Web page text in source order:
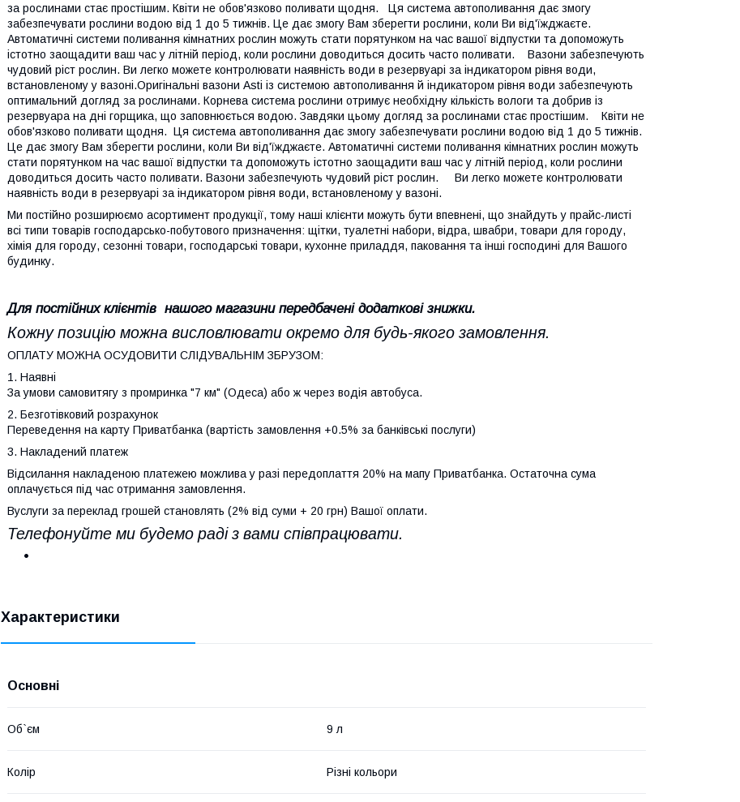
за рослинами стає простішим. Квіти не обов'язково поливати щодня. Ця система автополивання дає змогу
забезпечувати рослини водою від 1 до 5 тижнів. Це дає змогу Вам зберегти рослини, коли Ви від'їжджаєте.
Автоматичні системи поливання кімнатних рослин можуть стати порятунком на час вашої відпустки та допоможуть
істотно заощадити ваш час у літній період, коли рослини доводиться досить часто поливати. Вазони забезпечують
чудовий ріст рослин. Ви легко можете контролювати наявність води в резервуарі за індикатором рівня води,
встановленому у вазоні.Оригінальні вазони Asti із системою автополивання й індикатором рівня води забезпечують
оптимальний догляд за рослинами. Корнева система рослини отримує необхідну кількість вологи та добрив із
резервуара на дні горщика, що заповнюється водою. Завдяки цьому догляд за рослинами стає простішим. Квіти не
обов'язково поливати щодня. Ця система автополивання дає змогу забезпечувати рослини водою від 1 до 5 тижнів.
Це дає змогу Вам зберегти рослини, коли Ви від'їжджаєте. Автоматичні системи поливання кімнатних рослин можуть
стати порятунком на час вашої відпустки та допоможуть істотно заощадити ваш час у літній період, коли рослини
доводиться досить часто поливати. Вазони забезпечують чудовий ріст рослин. Ви легко можете контролювати
наявність води в резервуарі за індикатором рівня води, встановленому у вазоні.
Ми постійно розширюємо асортимент продукції, тому наші клієнти можуть бути впевнені, що знайдуть у прайс-листі
всі типи товарів господарсько-побутового призначення: щітки, туалетні набори, відра, швабри, товари для городу,
хімія для городу, сезонні товари, господарські товари, кухонне приладдя, паковання та інші господині для Вашого
будинку.
Для постійних клієнтів нашого магазини передбачені додаткові знижки.
Кожну позицію можна висловлювати окремо для будь-якого замовлення.
ОПЛАТУ МОЖНА ОСУДОВИТИ СЛІДУВАЛЬНІМ ЗБРУЗОМ:
1. Наявні
За умови самовитягу з промринка "7 км" (Одеса) або ж через водія автобуса.
2. Безготівковий розрахунок
Переведення на карту Приватбанка (вартість замовлення +0.5% за банківські послуги)
3. Накладений платеж
Відсилання накладеною платежею можлива у разі передоплаття 20% на мапу Приватбанка. Остаточна сума
оплачується під час отримання замовлення.
Вуслуги за переклад грошей становлять (2% від суми + 20 грн) Вашої оплати.
Телефонуйте ми будемо раді з вами співпрацювати.
Характеристики
Основні
Об`єм 9 л
Колір Різні кольори